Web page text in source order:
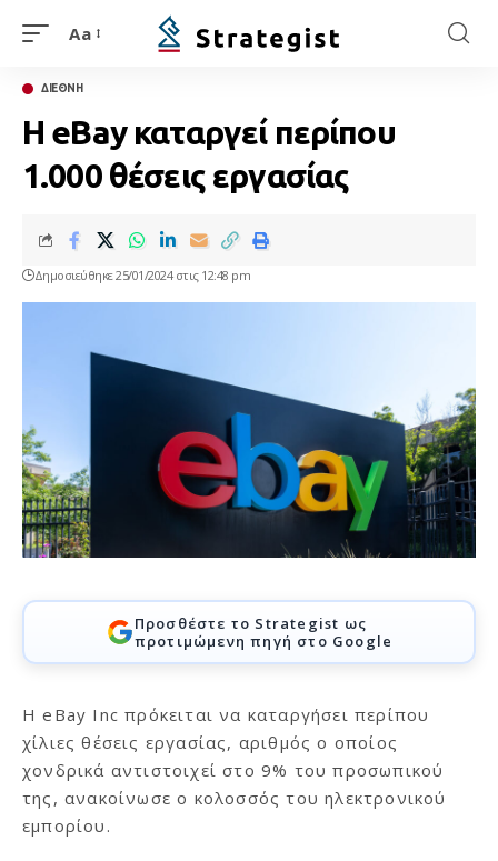
Aa
ΔΙΕΘΝΗ
Η eBay καταργεί περίπου
1.000 θέσεις εργασίας
Δημοσιεύθηκε 25/01/2024 στις 12:48 pm
Προσθέστε το Strategist ως
προτιμώμενη πηγή στο Google
Η eBay Inc πρόκειται να καταργήσει περίπου
χίλιες θέσεις εργασίας, αριθμός ο οποίος
χονδρικά αντιστοιχεί στο 9% του προσωπικού
της, ανακοίνωσε ο κολοσσός του ηλεκτρονικού
εμπορίου.